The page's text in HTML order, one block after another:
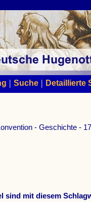
| Suche| Detaillierte
- Geschichte -
sind mit diesem